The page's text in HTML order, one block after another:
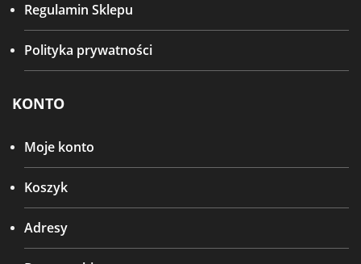
Regulamin Sklepu
Polityka prywatności
KONTO
Moje konto
Koszyk
Adresy